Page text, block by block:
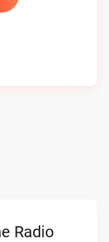
Radio